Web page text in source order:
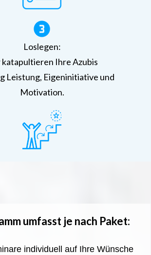
Loslegen:
Ihre Azubis
Leistung, Eigeninitiative und
Motivation.
umfasst je nach Paket:
individuell auf Ihre Wünsche